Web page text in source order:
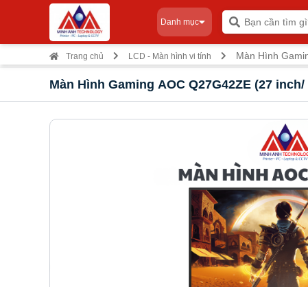
Danh mục
Trang chủ LCD - Màn hình vi tính Màn Hình
Màn Hình Gaming AOC Q27G42ZE (27